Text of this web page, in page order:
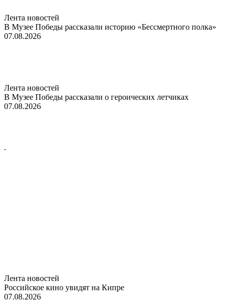
Лента новостей
В Музее Победы рассказали историю «Бессмертного полка»
07.08.2026
Лента новостей
В Музее Победы рассказали о героических летчиках
07.08.2026
Лента новостей
Российское кино увидят на Кипре
07.08.2026